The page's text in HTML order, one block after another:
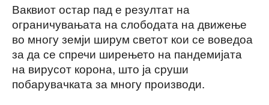
Ваквиот остар пад е резултат на
ограничувањата на слободата на движење
во многу земји ширум светот кои се воведоа
за да се спречи ширењето на пандемијата
на вирусот корона, што ја сруши
побарувачката за многу производи.